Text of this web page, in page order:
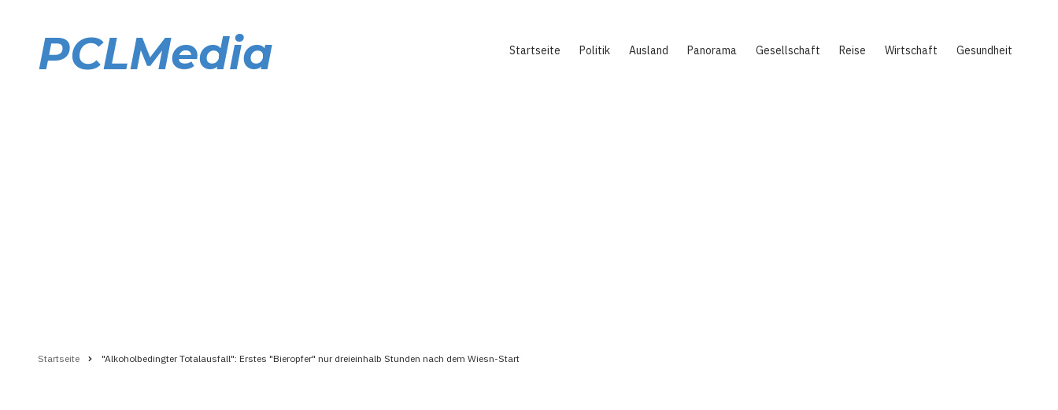
PCLMedia Startseite Politik Ausland Panorama Gesellschaft Reise Wirtschaft Gesundheit
Startseite "Alkoholbedingter Totalausfall": Erstes "Bieropfer" nur dreieinhalb Stunden nach dem Wiesn-Start